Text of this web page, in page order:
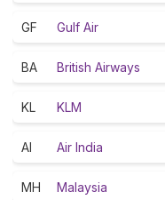
GF Gulf Air
BA British Airways
KL KLM
AI Air India
MH Malaysia